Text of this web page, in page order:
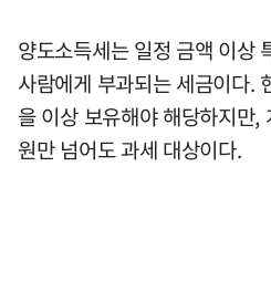
양도소득세는 일정 금액 이상
사람에게 부과되는 세금이다.
을 이상 보유해야 해당하지만
원만 넘어도 과세 대상이다.